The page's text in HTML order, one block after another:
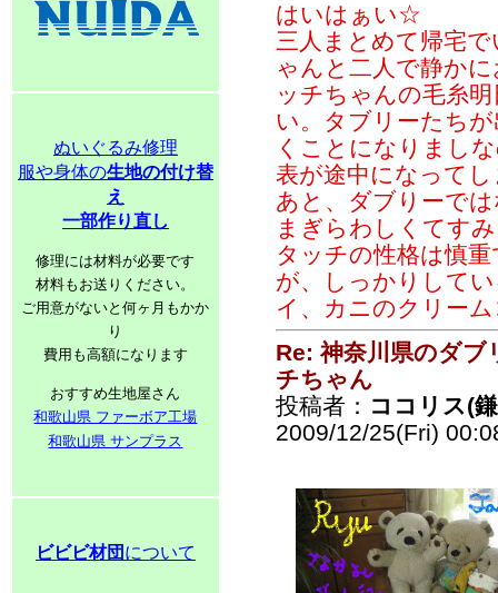
ぬいぐるみ修理
服や身体の生地の付け替
え
一部作り直し
修理には材料が必要です
材料もお送りください。
ご用意がないと何ヶ月もかか
り
費用も高額になります
おすすめ生地屋さん
和歌山県 ファーボア工場
和歌山県 サンプラス
ビビビ材団 について
はいはぁい☆
三人まとめて帰宅
ゃんと二人で静か
ッチちゃんの毛糸
い。タブリーたち
くことになりまし
表が途中になって
あと、ダブりーで
まぎらわしくてす
タッチの性格は慎
が、しっかりして
イ、カニのクリー
Re: 神奈川県のダ
チちゃん
投稿者： ココリス(
2009/12/25(Fri)